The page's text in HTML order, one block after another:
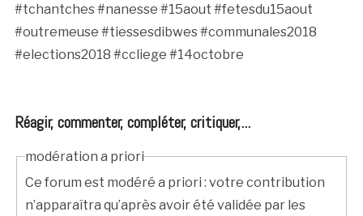
#tchantches #nanesse #15aout #fetesdu15aout
#outremeuse #tiessesdibwes #communales2018
#elections2018 #ccliege #14octobre
Réagir, commenter, compléter, critiquer,...
modération a priori
Ce forum est modéré a priori : votre contribution
n’apparaîtra qu’après avoir été validée par les